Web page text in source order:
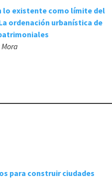
lo existente como límite del
ordenación urbanística de
para construir ciudades